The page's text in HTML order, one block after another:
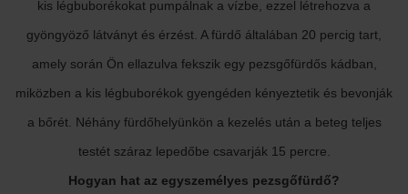
kis légbuborékokat pumpálnak a vízbe, ezzel létrehozva a
gyöngyöző látványt és érzést. A fürdő általában 20 percig tart,
amely során Ön ellazulva fekszik egy pezsgőfürdős kádban,
miközben a kis légbuborékok gyengéden kényeztetik és bevonják
a bőrét. Néhány fürdőhelyünkön a kezelés után a beteg teljes
testét száraz lepedőbe csavarják 15 percre.
Hogyan hat az egyszemélyes pezsgőfürdő?